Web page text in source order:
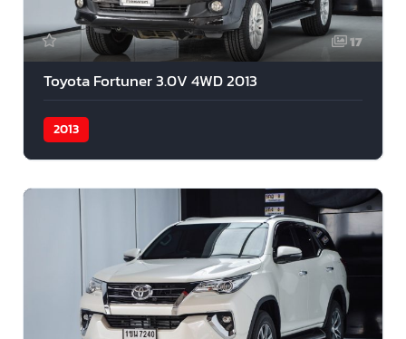
17
Toyota Fortuner 3.0V 4WD 2013
2013